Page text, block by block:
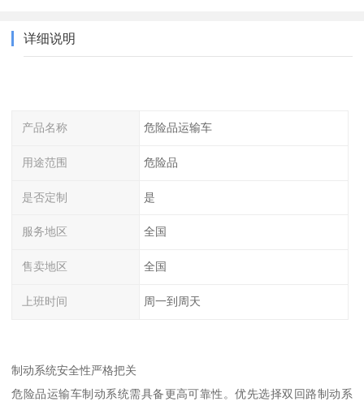
详细说明
产品名称 危险品运输车
用途范围 危险品
是否定制 是
服务地区 全国
售卖地区 全国
上班时间 周一到周天
制动系统安全性严格把关​
危险品运输车制动系统需具备更高可靠性。优先选择双回路制动系